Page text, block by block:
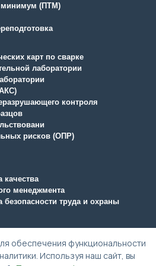
минимум (ПТМ)
карт по сварке
лаборатории
контроля
рисков (ОПР)
менеджмента
труда и охраны
обеспечения функциональности
Используя наш сайт, вы